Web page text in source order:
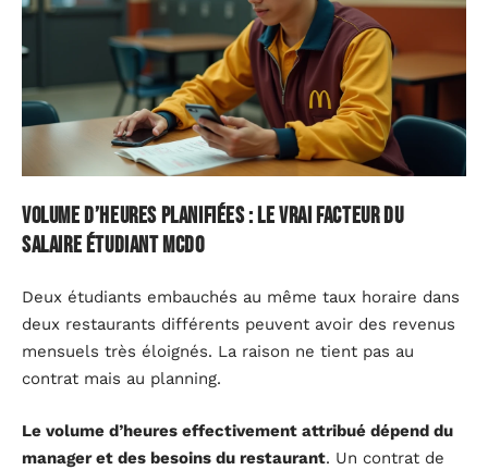
Volume d’heures planifiées : le vrai facteur du
salaire étudiant McDo
Deux étudiants embauchés au même taux horaire dans
deux restaurants différents peuvent avoir des revenus
mensuels très éloignés. La raison ne tient pas au
contrat mais au planning.
Le volume d’heures effectivement attribué dépend du
manager et des besoins du restaurant. Un contrat de